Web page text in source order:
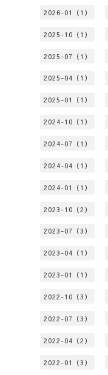
2026-01（1）
2025-10（1）
2025-07（1）
2025-04（1）
2025-01（1）
2024-10（1）
2024-07（1）
2024-04（1）
2024-01（1）
2023-10（2）
2023-07（3）
2023-04（1）
2023-01（1）
2022-10（3）
2022-07（3）
2022-04（2）
2022-01（3）